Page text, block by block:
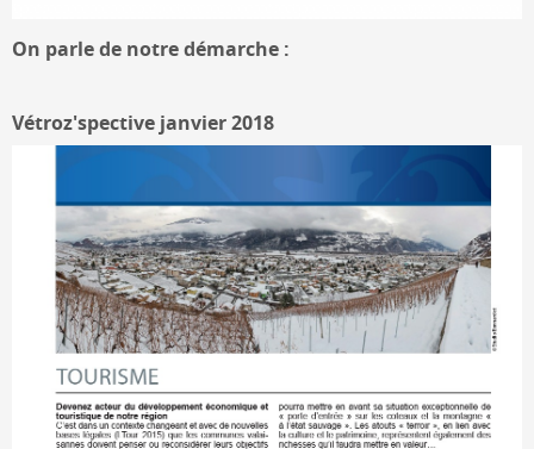
On parle de notre démarche :
Vétroz'spective janvier 2018